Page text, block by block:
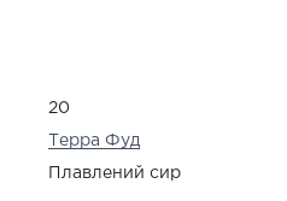
20
Терра Фуд
Плавлений сир